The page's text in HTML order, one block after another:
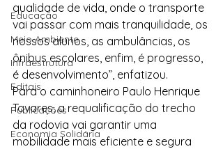
Educação
Meio Ambiente
Infraestrutura
Editais
Publicações
Economia Solidária
qualidade de vida, onde o transporte
vai passar com mais tranquilidade, os
nossos alunos, as ambulâncias, os
ônibus escolares, enfim, é progresso,
é desenvolvimento”, enfatizou.
Para o caminhoneiro Paulo Henrique
Tavares, a requalificação do trecho
da rodovia vai garantir uma
mobilidade mais eficiente e segura